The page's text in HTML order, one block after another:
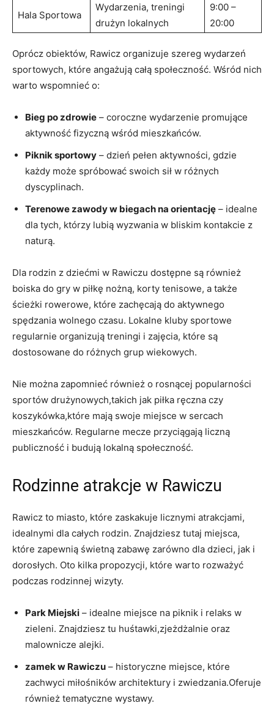
Hala Sportowa
Wydarzenia, treningi
drużyn lokalnych
9:00 –
20:00
Oprócz obiektów, Rawicz organizuje szereg wydarzeń
sportowych, które angażują całą społeczność. Wśród nich
warto wspomnieć o:
Bieg po zdrowie – coroczne wydarzenie promujące
aktywność fizyczną wśród mieszkańców.
Piknik sportowy – dzień pełen aktywności, gdzie
każdy może spróbować swoich sił w różnych
dyscyplinach.
Terenowe zawody w biegach na orientację – idealne
dla tych, którzy lubią wyzwania w bliskim kontakcie z
naturą.
Dla rodzin z dziećmi w Rawiczu dostępne są również
boiska do gry w piłkę nożną, korty tenisowe, a także
ścieżki rowerowe, które zachęcają do aktywnego
spędzania wolnego czasu. Lokalne kluby sportowe
regularnie organizują treningi i zajęcia, które są
dostosowane do różnych grup wiekowych.
Nie można zapomnieć również o rosnącej popularności
sportów drużynowych,takich jak piłka ręczna czy
koszykówka,które mają swoje miejsce w sercach
mieszkańców. Regularne mecze przyciągają liczną
publiczność i budują lokalną społeczność.
Rodzinne atrakcje w Rawiczu
Rawicz to miasto, które zaskakuje licznymi atrakcjami,
idealnymi dla całych rodzin. Znajdziesz tutaj miejsca,
które zapewnią świetną zabawę zarówno dla dzieci, jak i
dorosłych. Oto kilka propozycji, które warto rozważyć
podczas rodzinnej wizyty.
Park Miejski – idealne miejsce na piknik i relaks w
zieleni. Znajdziesz tu huśtawki,zjeżdżalnie oraz
malownicze alejki.
zamek w Rawiczu – historyczne miejsce, które
zachwyci miłośników architektury i zwiedzania.Oferuje
również tematyczne wystawy.